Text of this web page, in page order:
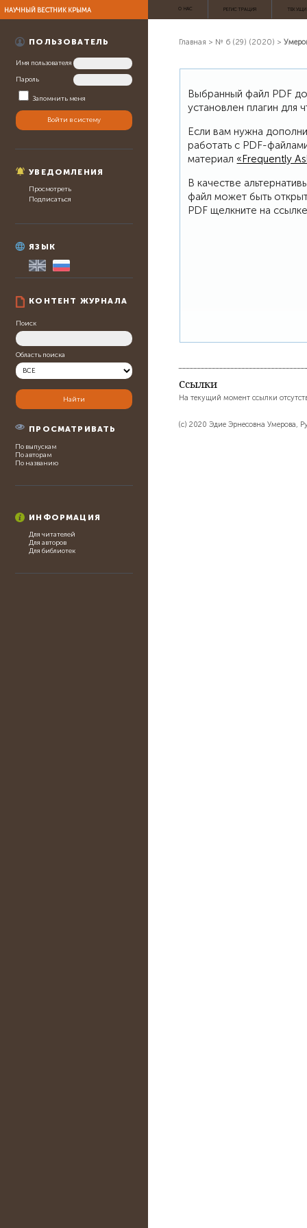
НАУЧНЫЙ ВЕСТНИК КРЫМА
ПОЛЬЗОВАТЕЛЬ
Имя пользователя
Пароль
Запомнить меня
УВЕДОМЛЕНИЯ
Просмотреть
Подписаться
ЯЗЫК
КОНТЕНТ ЖУРНАЛА
Поиск
Область поиска
ПРОСМАТРИВАТЬ
По выпускам
По авторам
По названию
ИНФОРМАЦИЯ
Для читателей
Для авторов
Для библиотек
О НАС РЕГИСТРАЦИЯ
Главная > № 6 (29) (2020) >
Выбранный файл PDF
установлен плагин для
Если вам нужна
работать с PDF-
материал «Frequently
В качестве
файл может быть
PDF щелкните на
Ссылки
На текущий момент ссылки
(c) 2020 Эдие Эрнесовна Умерова,